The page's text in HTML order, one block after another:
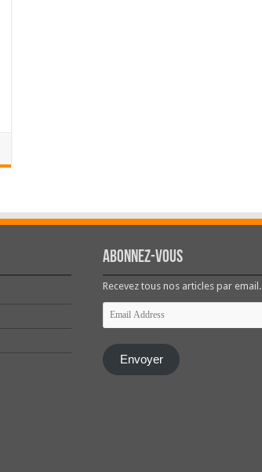
Abonnez-vous
Recevez tous nos articles par email.
Email
Address
Envoyer